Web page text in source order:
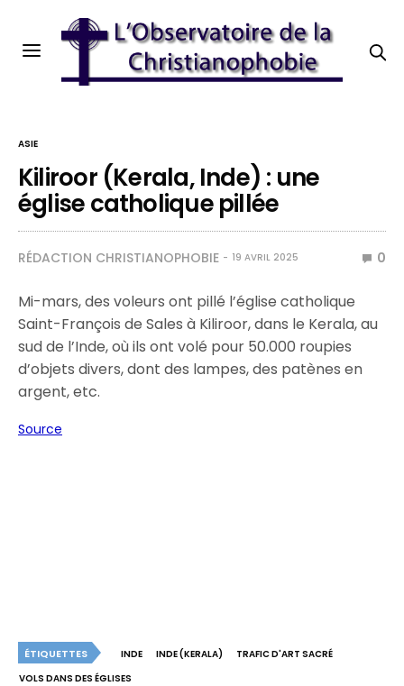
ASIE
Kiliroor (Kerala, Inde) : une
église catholique pillée
RÉDACTION CHRISTIANOPHOBIE 19 AVRIL 2025 0
Mi-mars, des voleurs ont pillé l’église catholique
Saint-François de Sales à Kiliroor, dans le Kerala, au
sud de l’Inde, où ils ont volé pour 50.000 roupies
d’objets divers, dont des lampes, des patènes en
argent, etc.
Source
ÉTIQUETTES INDE INDE (KERALA)
TRAFIC D'ART SACRÉ
VOLS DANS DES ÉGLISES